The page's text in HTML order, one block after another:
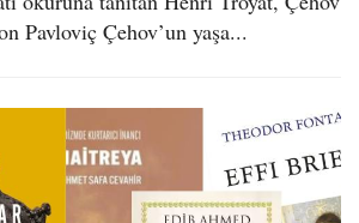
Pavloviç Çehov’un yaşa...